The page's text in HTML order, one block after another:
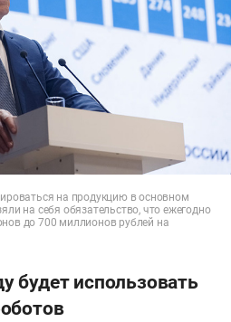
на продукцию в основном
на себя обязательство, что ежегодно
до 700 миллионов рублей на
будет использовать